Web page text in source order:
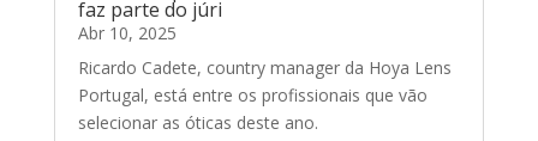
faz parte do júri
Abr 10, 2025
Ricardo Cadete, country manager da Hoya Lens
Portugal, está entre os profissionais que vão
selecionar as óticas deste ano.